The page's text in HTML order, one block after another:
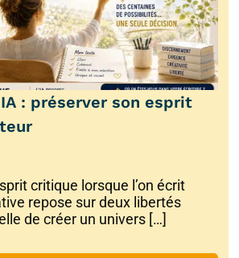
: préserver son esprit
critique lorsque l’on écrit
repose sur deux libertés
de créer un univers […]